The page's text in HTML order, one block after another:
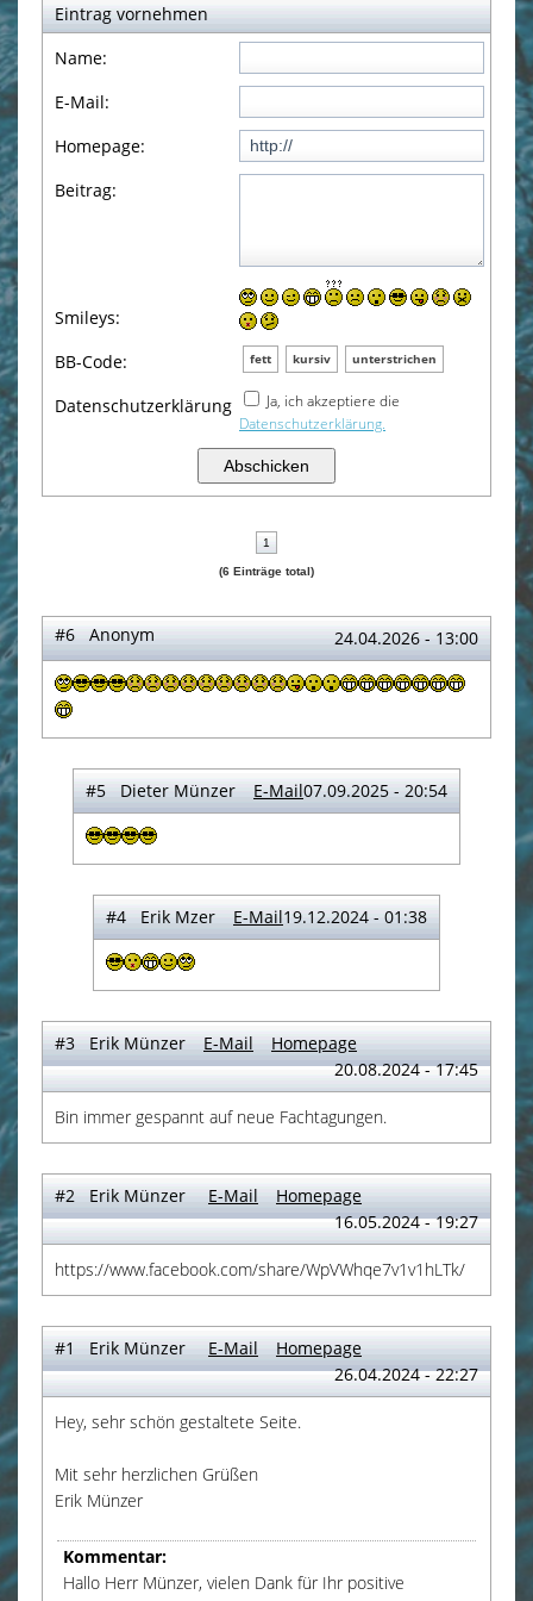
Satzung
Datenschutzerklärung
Eintrag vornehmen
Name:
E-Mail:
Homepage:
Beitrag:
Smileys:
BB-Code:
fett kursiv unterstrichen
Datenschutzerklärung
Ja, ich akzeptiere die
Datenschutzerklärung.
1
(6 Einträge total)
#6 Anonym 24.04.2026 - 13:00
#5 Dieter Münzer E-Mail07.09.2025 - 20:54
#4 Erik Mzer E-Mail19.12.2024 - 01:38
#3 Erik Münzer E-Mail
Homepage
20.08.2024 - 17:45
Bin immer gespannt auf neue Fachtagungen.
#2 Erik Münzer E-Mail
Homepage
16.05.2024 - 19:27
https://www.facebook.com/share/WpVWhqe7v1v1hLTk/
#1 Erik Münzer E-Mail
Homepage
26.04.2024 - 22:27
Hey, sehr schön gestaltete Seite.
Mit sehr herzlichen Grüßen
Erik Münzer
Kommentar:
Hallo Herr Münzer, vielen Dank für Ihr positive